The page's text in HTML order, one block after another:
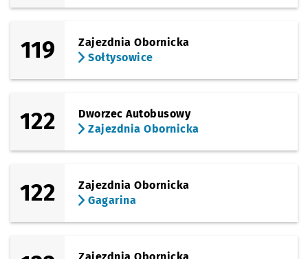
119
Zajezdnia Obornicka
Sołtysowice
122
Dworzec Autobusowy
Zajezdnia Obornicka
122
Zajezdnia Obornicka
Gagarina